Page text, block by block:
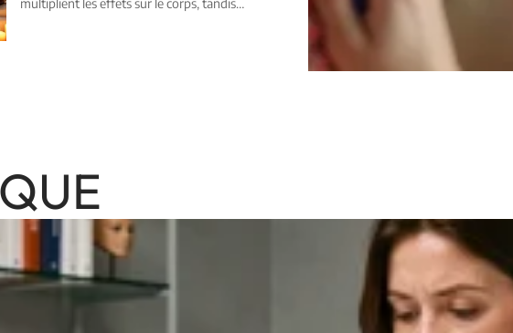
multiplient les effets sur le corps, tandis…